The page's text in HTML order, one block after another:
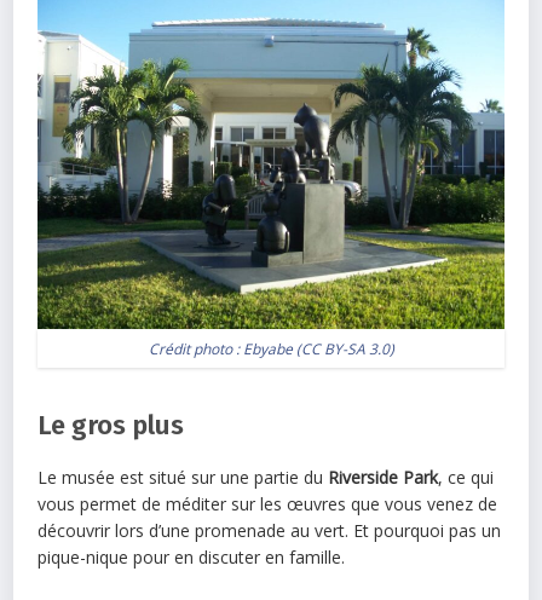
Crédit photo :Ebyabe(CC BY-SA 3.0)
Le gros plus
Le musée est situé sur une partie du Riverside Park, ce qui
vous permet de méditer sur les œuvres que vous venez de
découvrir lors d’une promenade au vert. Et pourquoi pas un
pique-nique pour en discuter en famille.